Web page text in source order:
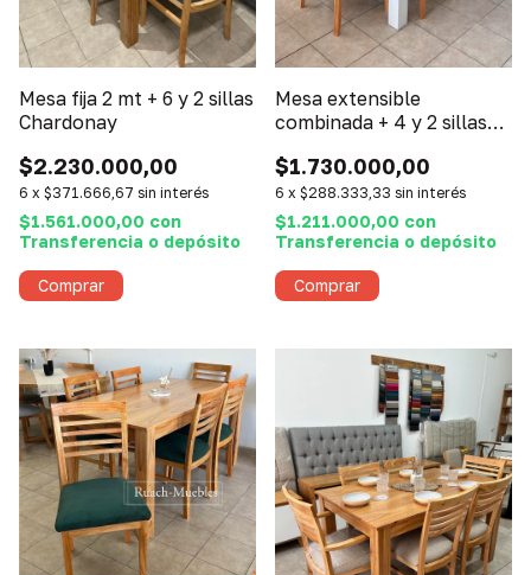
Mesa fija 2 mt + 6 y 2 sillas
Chardonay
$2.230.000,00
6 x $371.666,67 sin interés
$1.561.000,00 con
Transferencia o depósito
Mesa extensible
combinada + 4 y 2 sillas
$1.730.000,00
6 x $288.333,33 sin interés
$1.211.000,00 con
Transferencia o depósito